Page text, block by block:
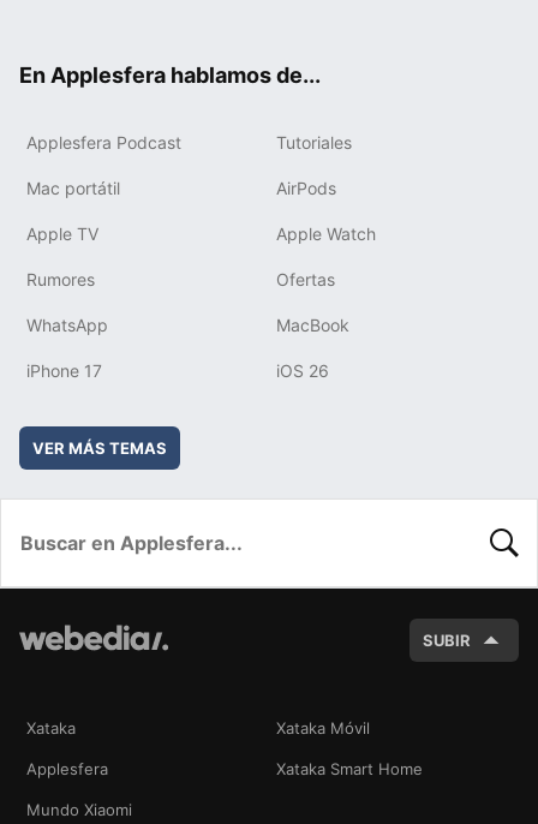
En Applesfera hablamos de...
Applesfera Podcast Tutoriales
Mac portátil AirPods
Apple TV Apple Watch
Rumores Ofertas
WhatsApp MacBook
iPhone 17 iOS 26
VER MÁS TEMAS
SUBIR
Xataka Xataka Móvil
Applesfera Xataka Smart Home
Mundo Xiaomi